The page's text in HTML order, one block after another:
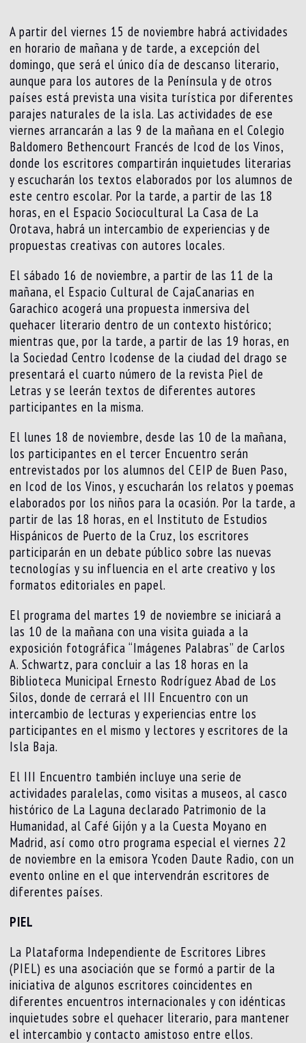
A partir del viernes 15 de noviembre habrá actividades
en horario de mañana y de tarde, a excepción del
domingo, que será el único día de descanso literario,
aunque para los autores de la Península y de otros
países está prevista una visita turística por diferentes
parajes naturales de la isla. Las actividades de ese
viernes arrancarán a las 9 de la mañana en el Colegio
Baldomero Bethencourt Francés de Icod de los Vinos,
donde los escritores compartirán inquietudes literarias
y escucharán los textos elaborados por los alumnos de
este centro escolar. Por la tarde, a partir de las 18
horas, en el Espacio Sociocultural La Casa de La
Orotava, habrá un intercambio de experiencias y de
propuestas creativas con autores locales.
El sábado 16 de noviembre, a partir de las 11 de la
mañana, el Espacio Cultural de CajaCanarias en
Garachico acogerá una propuesta inmersiva del
quehacer literario dentro de un contexto histórico;
mientras que, por la tarde, a partir de las 19 horas, en
la Sociedad Centro Icodense de la ciudad del drago se
presentará el cuarto número de la revista Piel de
Letras y se leerán textos de diferentes autores
participantes en la misma.
El lunes 18 de noviembre, desde las 10 de la mañana,
los participantes en el tercer Encuentro serán
entrevistados por los alumnos del CEIP de Buen Paso,
en Icod de los Vinos, y escucharán los relatos y poemas
elaborados por los niños para la ocasión. Por la tarde, a
partir de las 18 horas, en el Instituto de Estudios
Hispánicos de Puerto de la Cruz, los escritores
participarán en un debate público sobre las nuevas
tecnologías y su influencia en el arte creativo y los
formatos editoriales en papel.
El programa del martes 19 de noviembre se iniciará a
las 10 de la mañana con una visita guiada a la
exposición fotográfica “Imágenes Palabras” de Carlos
A. Schwartz, para concluir a las 18 horas en la
Biblioteca Municipal Ernesto Rodríguez Abad de Los
Silos, donde de cerrará el III Encuentro con un
intercambio de lecturas y experiencias entre los
participantes en el mismo y lectores y escritores de la
Isla Baja.
El III Encuentro también incluye una serie de
actividades paralelas, como visitas a museos, al casco
histórico de La Laguna declarado Patrimonio de la
Humanidad, al Café Gijón y a la Cuesta Moyano en
Madrid, así como otro programa especial el viernes 22
de noviembre en la emisora Ycoden Daute Radio, con un
evento online en el que intervendrán escritores de
diferentes países.
PIEL
La Plataforma Independiente de Escritores Libres
(PIEL) es una asociación que se formó a partir de la
iniciativa de algunos escritores coincidentes en
diferentes encuentros internacionales y con idénticas
inquietudes sobre el quehacer literario, para mantener
el intercambio y contacto amistoso entre ellos.